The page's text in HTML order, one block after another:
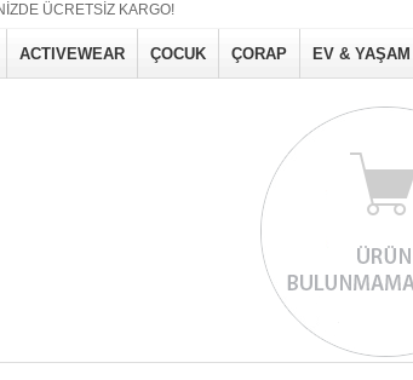
ÜCRETSİZ KARGO!
ACTIVEWEAR ÇOCUK ÇORAP EV & YAŞAM